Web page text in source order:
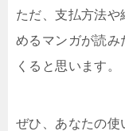
ただ、支払方法や
めるマンガが読み
くると思います。
ぜひ、あなたの使